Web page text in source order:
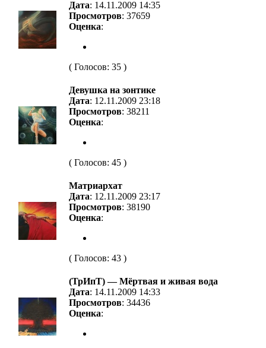
Дата: 14.11.2009 14:35
Просмотров: 37659
Оценка:
( Голосов: 35 )
Девушка на зонтике
Дата: 12.11.2009 23:18
Просмотров: 38211
Оценка:
( Голосов: 45 )
Матриархат
Дата: 12.11.2009 23:17
Просмотров: 38190
Оценка:
( Голосов: 43 )
(ТрИпТ) — Мёртвая и живая вода
Дата: 14.11.2009 14:33
Просмотров: 34436
Оценка: